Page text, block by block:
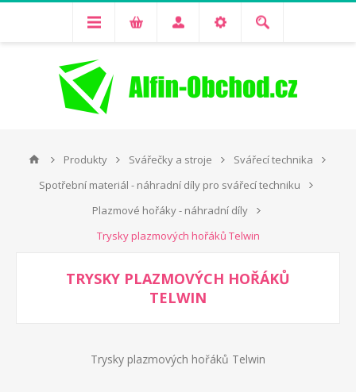
Produkty Svářečky a stroje
Svářecí technika
Spotřební materiál - náhradní díly pro svářecí techniku
Plazmové hořáky - náhradní díly
Trysky plazmových hořáků Telwin
TRYSKY PLAZMOVÝCH HOŘÁKŮ
TELWIN
Trysky plazmových hořáků Telwin